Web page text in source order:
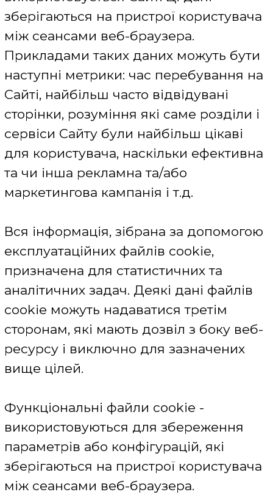
https://support.google.com/chrome/answer/95647?
hl=ru
http://help.opera.com/Windows/11.50/ru/cookies.html
Safari for macOS -
https://support.apple.com/kb/PH21411?locale=en_US
Важливо:
конфігурація налаштування файлів cookie для
веб-браузерів мобільних пристроїв може
відрізнятися;
варто нагадати, що повноцінна робота з Сайтом
доступна тільки при використанні файлів
відключення файлів cookie може привести до
обмеження доступу до змісту і неповноцінного
функціонування сервісів Сайту.
Щоб звернутися до Компанії з приводу
повідомлення по електронній пошті на
Якщо користувач не включає використання файлів
cookie або навмисно видаляє всі файли cookie зі
відвідуванні Сайту, користувачеві буде повторно
пропонуватися включення і використання файлів
cookie.
допомогою файлів cookie не продається і не
власністю компанії, якій належить ресурс.